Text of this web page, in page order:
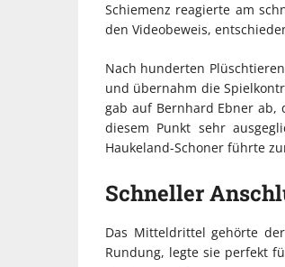
Schiemenz reagierte am
den Videobeweis,
Nach hunderten
und übernahm die
gab auf Bernhard Ebner ab,
diesem Punkt sehr
Haukeland-Schoner führte
Schneller
Das Mitteldrittel gehörte
Rundung, legte sie perfekt